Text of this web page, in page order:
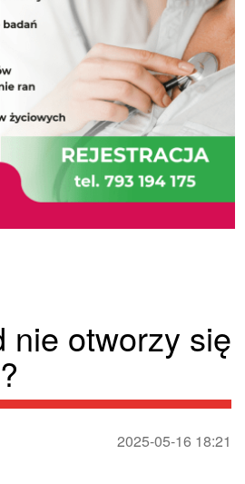
nie otworzy się
2025-05-16 18:21